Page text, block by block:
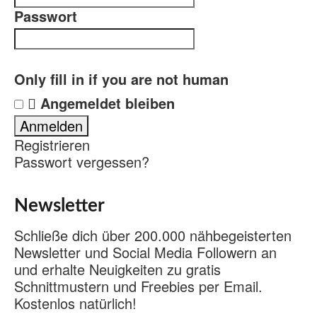
Passwort
Only fill in if you are not human
Angemeldet bleiben
Registrieren
Passwort vergessen?
Newsletter
Schließe dich über 200.000 nähbegeisterten
Newsletter und Social Media Followern an
und erhalte Neuigkeiten zu gratis
Schnittmustern und Freebies per Email.
Kostenlos natürlich!